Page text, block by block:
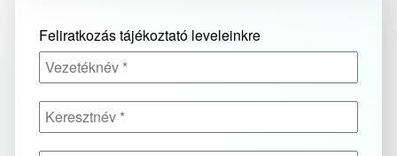
Feliratkozás tájékoztató leveleinkre